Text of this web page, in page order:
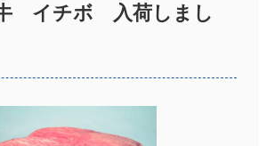
イチボ 入荷しまし